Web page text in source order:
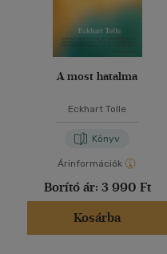
A most hatalma
Eckhart Tolle
Könyv
Árinformációk
Borító ár: 3 990 Ft
Kosárba